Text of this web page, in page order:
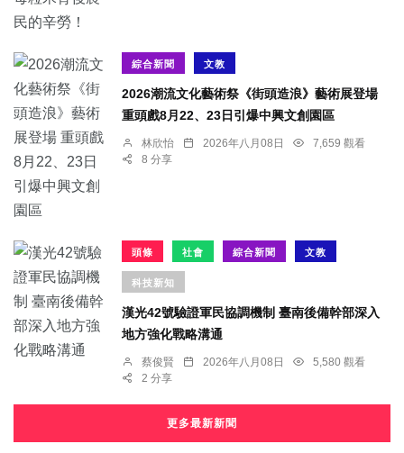
綜合新聞 文教
2026潮流文化藝術祭《街頭造浪》藝術展登場
重頭戲8月22、23日引爆中興文創園區
林欣怡 2026年八月08日
7,659 觀看
8 分享
頭條 社會 綜合新聞 文教
科技新知
漢光42號驗證軍民協調機制 臺南後備幹部深入
地方強化戰略溝通
蔡俊賢 2026年八月08日
5,580 觀看
2 分享
更多最新新聞